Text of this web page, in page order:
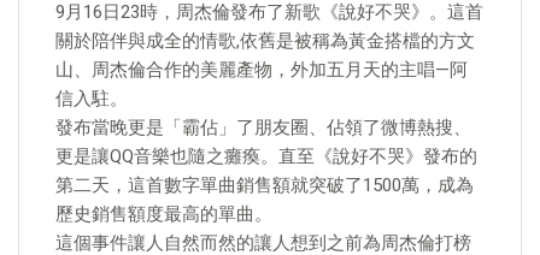
9月16日23時，周杰倫發布了新歌《說好不哭》。這首
關於陪伴與成全的情歌,依舊是被稱為黃金搭檔的方文
山、周杰倫合作的美麗產物，外加五月天的主唱—阿
信入駐。
發布當晚更是「霸佔」了朋友圈、佔領了微博熱搜、
更是讓QQ音樂也隨之癱瘓。直至《說好不哭》發布的
第二天，這首數字單曲銷售額就突破了1500萬，成為
歷史銷售額度最高的單曲。
這個事件讓人自然而然的讓人想到之前為周杰倫打榜